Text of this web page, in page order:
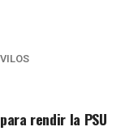
rendir la PSU